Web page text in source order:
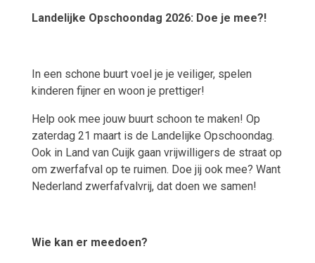
Landelijke Opschoondag 2026: Doe je mee?!
In een schone buurt voel je je veiliger, spelen
kinderen fijner en woon je prettiger!
Help ook mee jouw buurt schoon te maken! Op
zaterdag 21 maart is de Landelijke Opschoondag.
Ook in Land van Cuijk gaan vrijwilligers de straat op
om zwerfafval op te ruimen. Doe jij ook mee? Want
Nederland zwerfafvalvrij, dat doen we samen!
Wie kan er meedoen?